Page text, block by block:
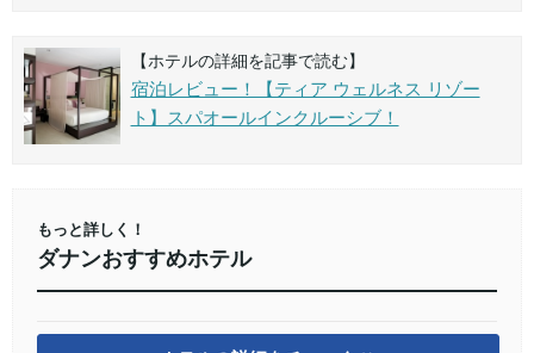
【ホテルの詳細を記事で読む】
宿泊レビュー！【ティア ウェルネス リゾー
ト】スパオールインクルーシブ！
もっと詳しく！
ダナンおすすめホテル